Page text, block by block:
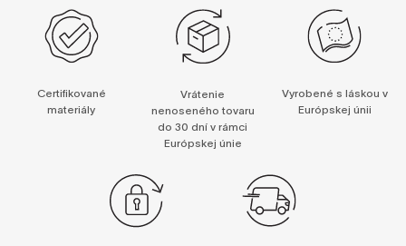
Certifikované
materiály
Vrátenie
nenoseného tovaru
do 30 dní v rámci
Európskej únie
Vyrobené s láskou v
Európskej únii